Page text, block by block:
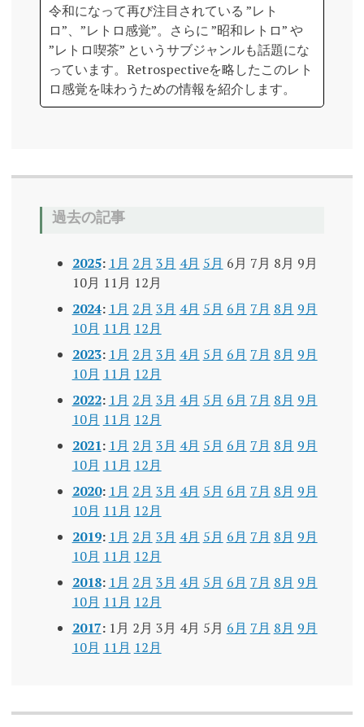
令和になって再び注目されている ”レト
ロ”、”レトロ感覚”。さらに ”昭和レトロ” や
”レトロ喫茶” というサブジャンルも話題にな
っています。Retrospectiveを略したこのレト
ロ感覚を味わうための情報を紹介します。
過去の記事
2025: 1月 2月 3月 4月 5月 6月 7月 8月 9月
10月 11月 12月
2024: 1月 2月 3月 4月 5月 6月 7月 8月 9月
10月 11月 12月
2023: 1月 2月 3月 4月 5月 6月 7月 8月 9月
10月 11月 12月
2022: 1月 2月 3月 4月 5月 6月 7月 8月 9月
10月 11月 12月
2021: 1月 2月 3月 4月 5月 6月 7月 8月 9月
10月 11月 12月
2020: 1月 2月 3月 4月 5月 6月 7月 8月 9月
10月 11月 12月
2019: 1月 2月 3月 4月 5月 6月 7月 8月 9月
10月 11月 12月
2018: 1月 2月 3月 4月 5月 6月 7月 8月 9月
10月 11月 12月
2017: 1月 2月 3月 4月 5月 6月 7月 8月 9月
10月 11月 12月